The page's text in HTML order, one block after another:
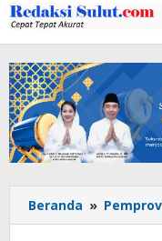
Lewati
ke
konten
Beranda »